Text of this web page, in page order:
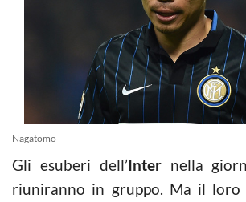
Nagatomo
Gli esuberi dell’Internella
riuniranno in gruppo. Ma il loro